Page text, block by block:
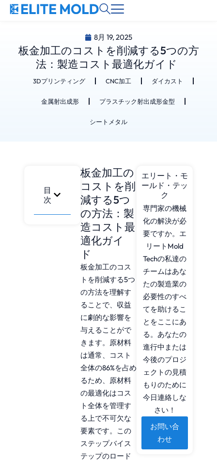
8月 19, 2025
板金加工のコストを削減する5つの方
法：製造コスト最適化ガイド
3Dプリンティング CNC加工 ダイカスト
金属射出成形 プラスチック射出成形金型
シートメタル
目
次
板金加工の
コストを削
減する5つ
の方法：製
造コスト最
適化ガイ
ド
板金加工のコス
トを削減する5つ
の方法を理解す
ることで、収益
に劇的な影響を
与えることがで
きます。原材料
は通常、コスト
全体の86%を占め
るため、原材料
の最適化はコス
ト全体を管理す
る上で不可欠な
要素です。この
ステップバイス
テップのロード
エリート・モ
ールド・テッ
ク
専門家の機械
化の解決が必
要ですか。エ
リートMold
Techの私達の
チームはあな
たの製造業の
必要性のすべ
てを助けるこ
とをここにあ
る。あなたの
進行中または
今後のプロジ
ェクトの見積
もりのために
今日連絡しな
さい！
お問い合
わせ